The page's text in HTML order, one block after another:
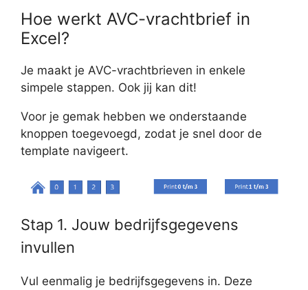
Hoe werkt AVC-vrachtbrief in
Excel?
Je maakt je AVC-vrachtbrieven in enkele
simpele stappen. Ook jij kan dit!
Voor je gemak hebben we onderstaande
knoppen toegevoegd, zodat je snel door de
template navigeert.
Stap 1. Jouw bedrijfsgegevens
invullen
Vul eenmalig je bedrijfsgegevens in. Deze